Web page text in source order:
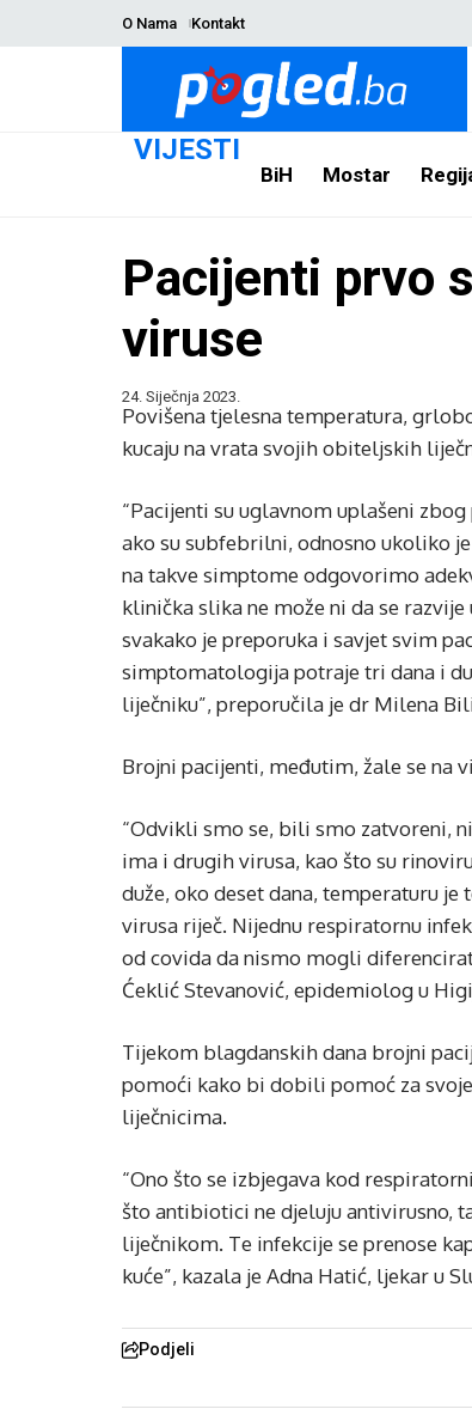
O Nama Kontakt
VIJESTI
BiH Mostar
Pacijenti prvo
viruse
24. Siječnja 2023.
Povišena tjelesna temperatura,
kucaju na vrata svojih obiteljskih
“Pacijenti su uglavnom uplašeni
ako su subfebrilni, odnosno ukoliko
na takve simptome odgovorimo
klinička slika ne može ni da se
svakako je preporuka i savjet svim
simptomatologija potraje tri dana i
liječniku”, preporučila je dr Milena
Brojni pacijenti, međutim, žale se na
“Odvikli smo se, bili smo zatvoreni,
ima i drugih virusa, kao što su
duže, oko deset dana, temperaturu
virusa riječ. Nijednu respiratornu
od covida da nismo mogli
Ćeklić Stevanović, epidemiolog u
Tijekom blagdanskih dana brojni
pomoći kako bi dobili pomoć za
liječnicima.
“Ono što se izbjegava kod
što antibiotici ne djeluju antivirusno,
liječnikom. Te infekcije se prenose
kuće”, kazala je Adna Hatić, ljekar u
Podjeli